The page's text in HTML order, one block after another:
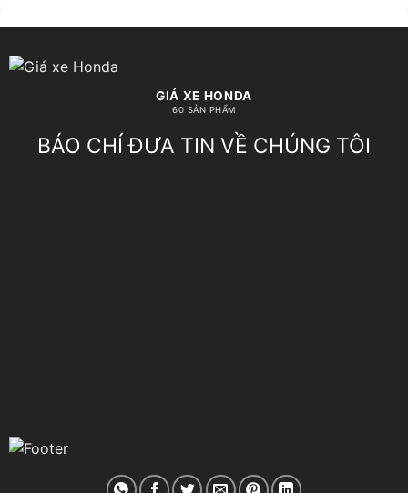
GIÁ XE HONDA
60 SẢN PHẨM
BÁO CHÍ ĐƯA TIN VỀ CHÚNG TÔI